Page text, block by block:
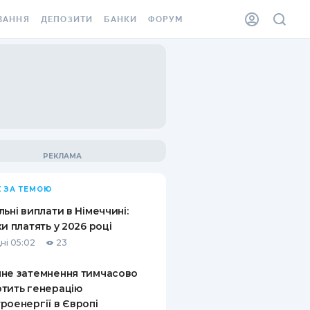
ВІНЬЄТКА
ВІД
ВИПАДКІВ
ДЕПОЗИТИ
ПИТАННЯ ТА ВІДПОВІДІ
ДЕПОЗИТНИЙ КАЛЬКУЛЯТОР
ПУТІВНИКИ ПО
БАНКИ ФОРУМ
ЗА ТЕМОЮ
виплати в Німеччині:
платять у 2026 році
05:02 23
затемнення тимчасово
генерацію
в Європі